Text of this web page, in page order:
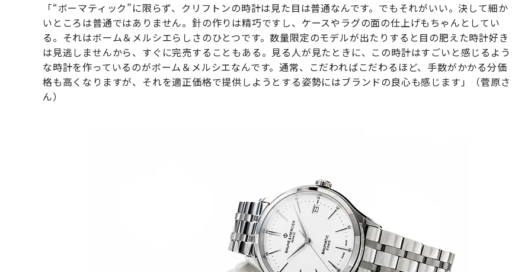
「“ボーマティック”に限らず、クリフトンの時計は見た目は普通なんです。でもそれがいい。決して細か
いところは普通ではありません。針の作りは精巧ですし、ケースやラグの面の仕上げもちゃんとしてい
る。それはボーム＆メルシエらしさのひとつです。数量限定のモデルが出たりすると目の肥えた時計好き
は見逃しませんから、すぐに完売することもある。見る人が見たときに、この時計はすごいと感じるよう
な時計を作っているのがボーム＆メルシエなんです。通常、こだわればこだわるほど、手数がかかる分価
格も高くなりますが、それを適正価格で提供しようとする姿勢にはブランドの良心も感じます」（菅原さ
ん）